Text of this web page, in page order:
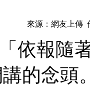
來源：網友上傳
依報隨
的念頭